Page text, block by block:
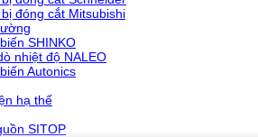
đóng cắt Mitsubishi
SHINKO
nhiệt độ NALEO
Autonics
hạ thế
SITOP